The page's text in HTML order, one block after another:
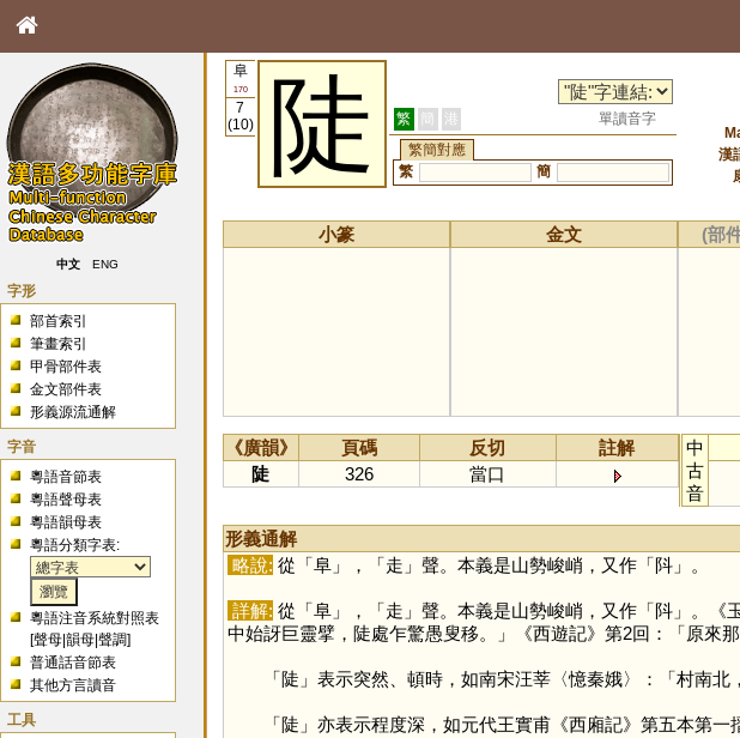
中文 ENG
字形
部首索引
筆畫索引
甲骨部件表
金文部件表
形義源流通解
字音
粵語音節表
粵語聲母表
粵語韻母表
粵語分類字表:
粵語注音系統對照表
[聲母 |韻母 |聲調]
普通話音節表
其他方言讀音
工具
阜
170
7
(10)
陡 繁 簡 港
單讀音字
繁簡對應
繁
簡
漢
小篆 金文 (部
《廣韻》 頁碼 反切
註解
陡
326 當口
中
古
音
形義通解
略說: 從「阜」，「走 」聲。本義是山勢峻峭，又作「阧」。
詳解: 從「阜」，「走 」聲。本義是山勢峻峭，又作「阧」。《
中始訝巨靈擘，陡處乍驚愚叟移。」《西遊記》第2回：「原來
「陡 」表示突然、頓時，如南宋汪莘〈憶秦娥〉：「村南
「陡 」亦表示程度深，如元代王實甫《西廂記》第五本第一